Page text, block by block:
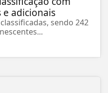
e adicionais
sendo 242